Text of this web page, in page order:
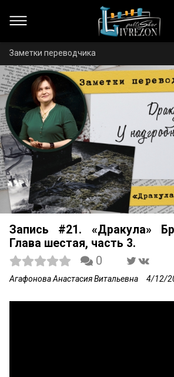
Заметки переводчика
Запись #21. «Дракула»
Глава шестая, часть 3.
0
Агафонова Анастасия Витальевна 4/12/